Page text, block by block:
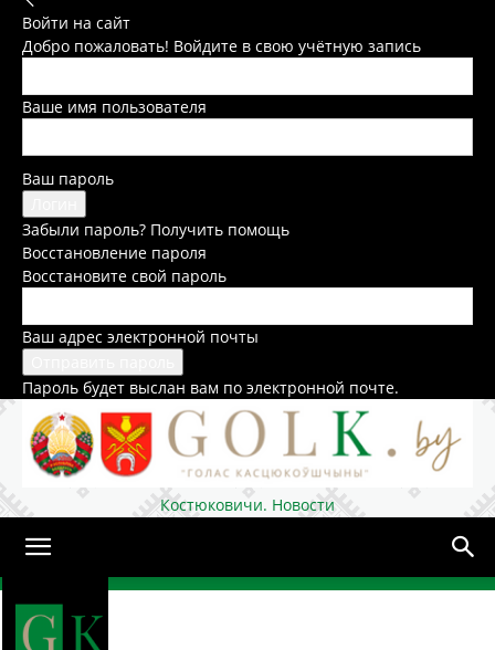
Войти на сайт
Добро пожаловать! Войдите в свою учётную запись
Ваше имя пользователя
Ваш пароль
Забыли пароль? Получить помощь
Восстановление пароля
Восстановите свой пароль
Ваш адрес электронной почты
Пароль будет выслан вам по электронной почте.
Костюковичи. Новости
Домой
В стране